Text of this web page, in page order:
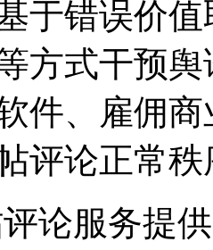
于错误价
方式干预
件、雇佣
评论正常
论服务提